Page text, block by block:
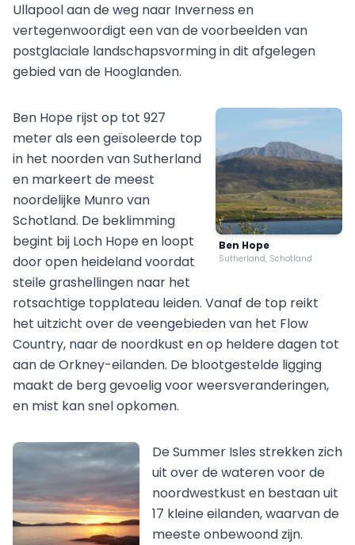
Ullapool aan de weg naar Inverness en
vertegenwoordigt een van de voorbeelden van
postglaciale landschapsvorming in dit afgelegen
gebied van de Hooglanden.
Ben Hope
Sutherland, Schotland
Ben Hope rijst op tot 927
meter als een geïsoleerde top
in het noorden van Sutherland
en markeert de meest
noordelijke Munro van
Schotland. De beklimming
begint bij Loch Hope en loopt
door open heideland voordat
steile grashellingen naar het
rotsachtige topplateau leiden. Vanaf de top reikt
het uitzicht over de veengebieden van het Flow
Country, naar de noordkust en op heldere dagen tot
aan de Orkney-eilanden. De blootgestelde ligging
maakt de berg gevoelig voor weersveranderingen,
en mist kan snel opkomen.
De Summer Isles strekken zich
uit over de wateren voor de
noordwestkust en bestaan uit
17 kleine eilanden, waarvan de
meeste onbewoond zijn.